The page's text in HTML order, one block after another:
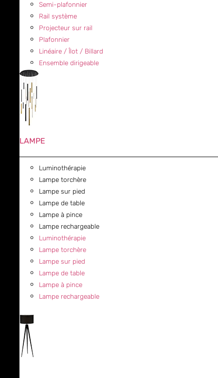
Semi-plafonnier
Rail système
Projecteur sur rail
Plafonnier
Linéaire / Îlot / Billard
Ensemble dirigeable
LAMPE
Luminothérapie
Lampe torchère
Lampe sur pied
Lampe de table
Lampe à pince
Lampe rechargeable
Luminothérapie
Lampe torchère
Lampe sur pied
Lampe de table
Lampe à pince
Lampe rechargeable